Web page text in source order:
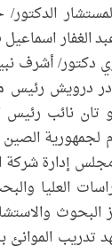
الغفار
دكتور/ أشرف
درويش
نائب رئيس
لجمهورية
إدارة شركة
العليا
البحوث
تدريب